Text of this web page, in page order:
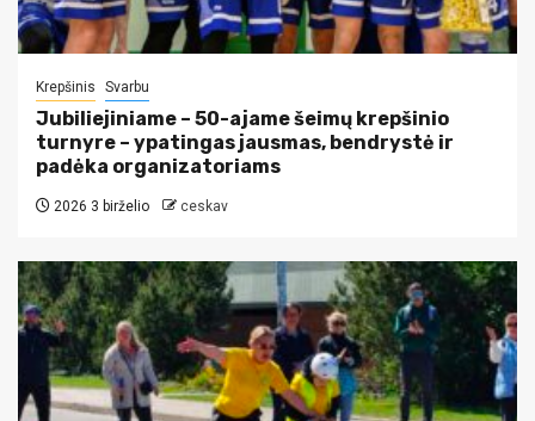
Krepšinis Svarbu
Jubiliejiniame – 50-ajame šeimų krepšinio
turnyre – ypatingas jausmas, bendrystė ir
padėka organizatoriams
2026 3 birželio ceskav